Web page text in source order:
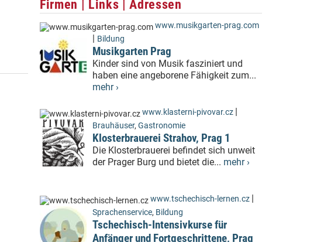
Firmen | Links | Adressen
www.musikgarten-prag.com
| Bildung
Musikgarten Prag
Kinder sind von Musik fasziniert und
haben eine angeborene Fähigkeit zum...
mehr ›
www.klasterni-pivovar.cz |
Brauhäuser, Gastronomie
Klosterbrauerei Strahov, Prag 1
Die Klosterbrauerei befindet sich unweit
der Prager Burg und bietet die... mehr ›
www.tschechisch-lernen.cz |
Sprachenservice, Bildung
Tschechisch-Intensivkurse für
Anfänger und Fortgeschrittene, Prag